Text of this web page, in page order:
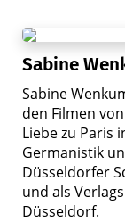
Sabine
Sabine
den Filmen
Liebe zu Paris
Germanistik
Düsseldorfer
und als
Düsseldorf.